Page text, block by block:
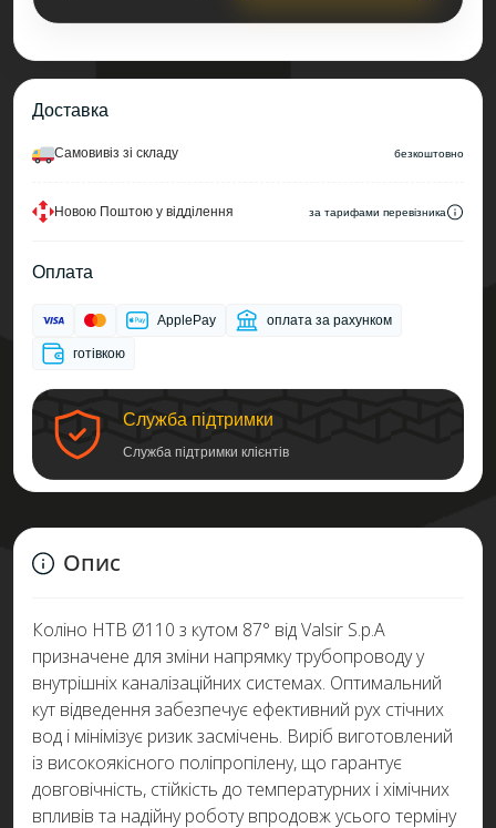
Доставка
Самовивіз зі складу безкоштовно
Новою Поштою у відділення за тарифами перевізника
Оплата
ApplePay оплата за рахунком
готівкою
Служба підтримки
Служба підтримки клієнтів
Опис
Коліно HTB Ø110 з кутом 87° від Valsir S.p.A
призначене для зміни напрямку трубопроводу у
внутрішніх каналізаційних системах. Оптимальний
кут відведення забезпечує ефективний рух стічних
вод і мінімізує ризик засмічень. Виріб виготовлений
із високоякісного поліпропілену, що гарантує
довговічність, стійкість до температурних і хімічних
впливів та надійну роботу впродовж усього терміну